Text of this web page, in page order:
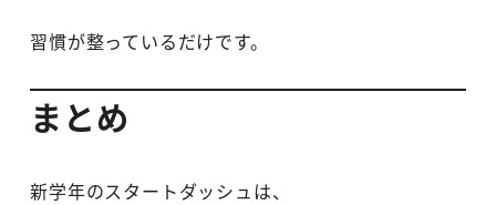
習慣が整っているだけです。
まとめ
新学年のスタートダッシュは、